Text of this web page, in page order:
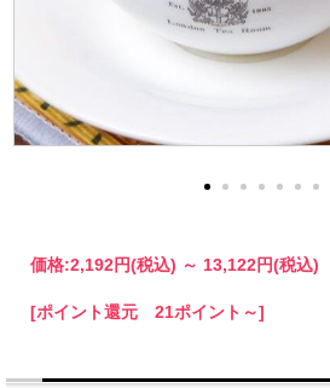
価格:2,192円(税込) ～ 13,122円(税込)
[ポイント還元 21ポイント～]